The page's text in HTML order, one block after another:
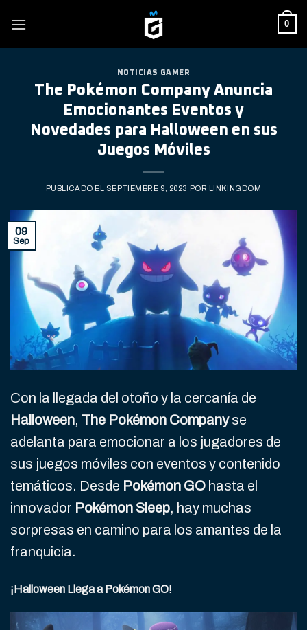
0
NOTICIAS GAMER
The Pokémon Company Anuncia
Emocionantes Eventos y
Novedades para Halloween en sus
Juegos Móviles
PUBLICADO EL SEPTIEMBRE 9, 2023 POR LINKINGDOM
09
Sep
Con la llegada del otoño y la cercanía de
Halloween, The Pokémon Companyse
adelanta para emocionar a los jugadores de
sus juegos móviles con eventos y contenido
temáticos. Desde Pokémon GO hasta el
innovador Pokémon Sleep, hay muchas
sorpresas en camino para los amantes de la
franquicia.
¡Halloween Llega a Pokémon GO!